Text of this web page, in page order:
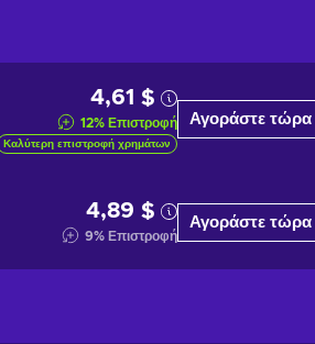
4,61 $
12% Επιστροφή
Καλύτερη επιστροφή χρημάτων
Αγοράστε τώρα
4,89 $
9% Επιστροφή
Αγοράστε τώρα